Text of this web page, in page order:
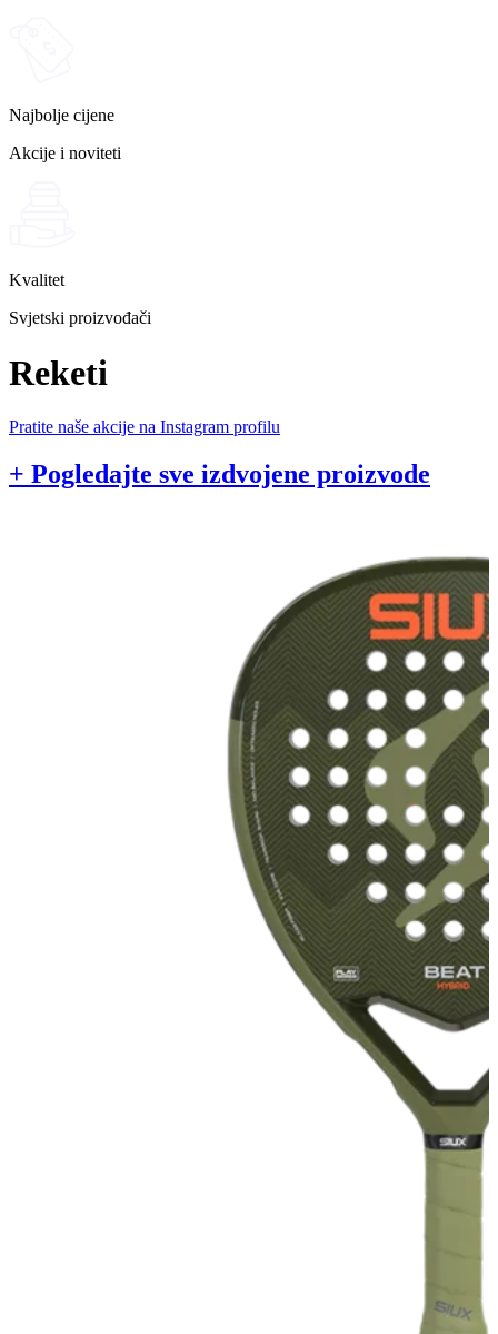
Najbolje cijene
Akcije i noviteti
Kvalitet
Svjetski proizvođači
Reketi
Pratite naše akcije na Instagram profilu
+ Pogledajte sve izdvojene proizvode